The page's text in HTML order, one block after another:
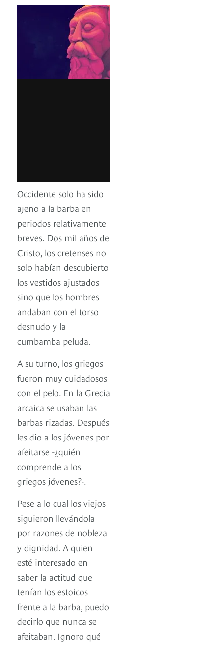
Occidente solo ha sido
ajeno a la barba en
periodos relativamente
breves. Dos mil años de
Cristo, los cretenses no
solo habían descubierto
los vestidos ajustados
sino que los hombres
andaban con el torso
desnudo y la
cumbamba peluda.
A su turno, los griegos
fueron muy cuidadosos
con el pelo. En la Grecia
arcaica se usaban las
barbas rizadas. Después
les dio a los jóvenes por
afeitarse -¿quién
comprende a los
griegos jóvenes?-.
Pese a lo cual los viejos
siguieron llevándola
por razones de nobleza
y dignidad. A quien
esté interesado en
saber la actitud que
tenían los estoicos
frente a la barba, puedo
decirlo que nunca se
afeitaban. Ignoro qué